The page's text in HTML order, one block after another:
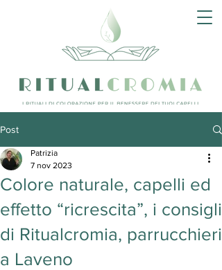
Post
Colore naturale, capelli ed
effetto “ricrescita”, i consigli
di Ritualcromia, parrucchieri
a Laveno
Patrizia
7 nov 2023